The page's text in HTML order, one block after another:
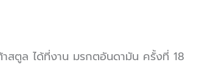
สตูล ได้ที่งาน มรกตอันดามัน ครั้งที่ 18